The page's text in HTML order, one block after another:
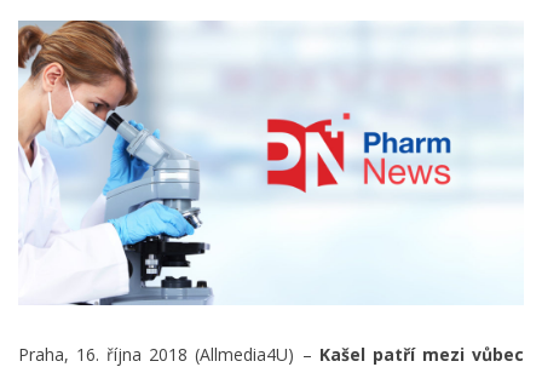
Praha, 16. října 2018 (Allmedia4U) – Kašel patří mezi vůbec